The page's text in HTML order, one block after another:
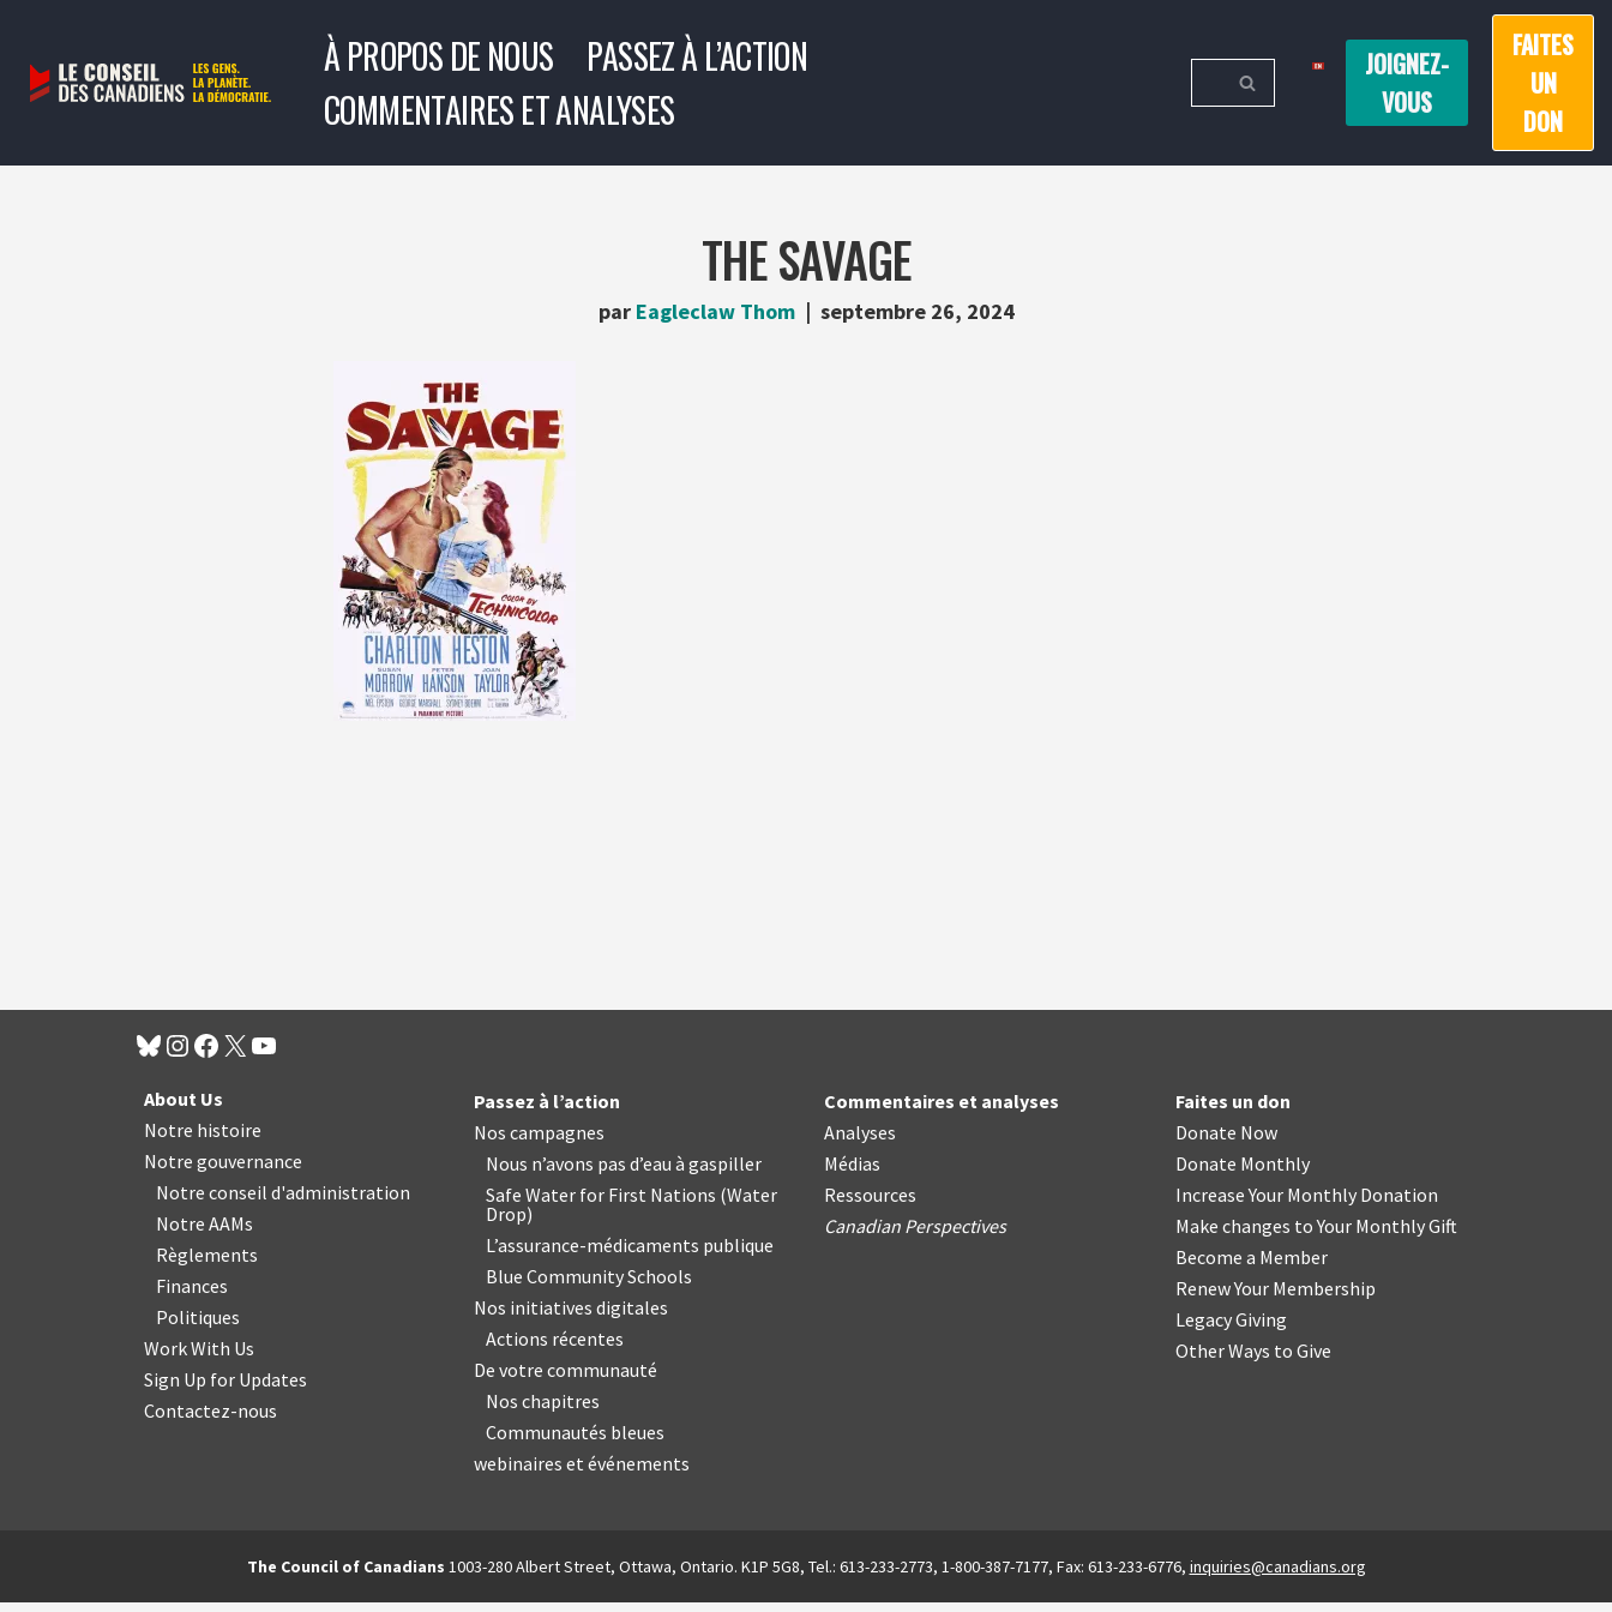
Aller
au
À PROPOS DE NOUS
PASSEZ À L’ACTION
COMMENTAIRES ET ANALYSES
JOIGNEZ-
VOUS
FAITES
UN
DON
THE SAVAGE
par Eagleclaw Thom septembre 26, 2024
About Us
Notre histoire
Notre gouvernance
Notre conseil d'administration
Notre AAMs
Règlements
Finances
Politiques
Work With Us
Sign Up for Updates
Contactez-nous
Passez à l’action
Nos campagnes
Nous n’avons pas d’eau à gaspiller
Safe Water for First Nations (Water
Drop)
L’assurance-médicaments publique
Blue Community Schools
Nos initiatives digitales
Actions récentes
De votre communauté
Nos chapitres
Communautés bleues
webinaires et événements
Commentaires et analyses
Analyses
Médias
Ressources
Canadian Perspectives
Faites un don
Donate Now
Donate Monthly
Increase Your Monthly Donation
Make changes to Your Monthly Gift
Become a Member
Renew Your Membership
Legacy Giving
Other Ways to Give
The Council of Canadians 1003-280 Albert Street, Ottawa, Ontario. K1P 5G8, Tel.: 613-233-2773, 1-800-387-7177, Fax: 613-233-6776, inquiries@canadians.org